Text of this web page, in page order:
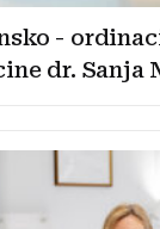
-
dr. Sanja